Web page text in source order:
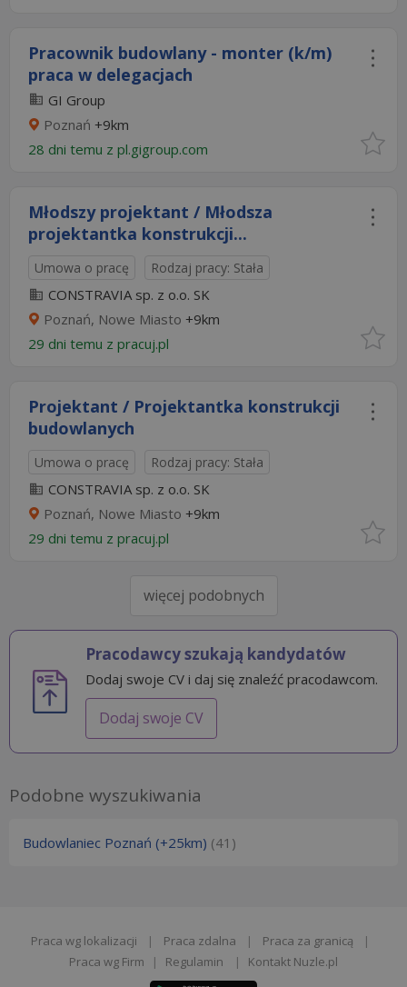
Pracownik budowlany - monter (k/m)
praca w delegacjach
GI Group
Poznań +9km
28 dni temu z pl.gigroup.com
Młodszy projektant / Młodsza
projektantka konstrukcji...
Umowa o pracę Rodzaj pracy: Stała
CONSTRAVIA sp. z o.o. SK
Poznań, Nowe Miasto +9km
29 dni temu z pracuj.pl
Projektant / Projektantka konstrukcji
budowlanych
Umowa o pracę Rodzaj pracy: Stała
CONSTRAVIA sp. z o.o. SK
Poznań, Nowe Miasto +9km
29 dni temu z pracuj.pl
więcej podobnych
Pracodawcy szukają kandydatów
Dodaj swoje CV i daj się znaleźć pracodawcom.
Dodaj swoje CV
Podobne wyszukiwania
Budowlaniec Poznań (+25km) (41)
Praca wg lokalizacji | Praca zdalna | Praca za granicą
|
Praca wg Firm
| Regulamin | Kontakt Nuzle.pl